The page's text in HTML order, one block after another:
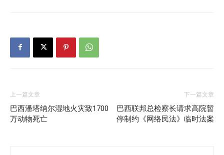
上一篇文章
巴西潘塔纳尔湿地火灾致1700
万动物死亡
下一篇文章
巴西联邦总检察长请求高院暂
停制约《网络民法》临时法案